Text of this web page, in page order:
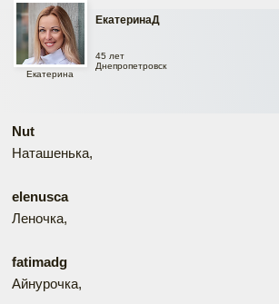
ЕкатеринаД
Екатерина
45 лет
Днепропетровск
Nut
Наташенька,
elenusca
Леночка,
fatimadg
Айнурочка,